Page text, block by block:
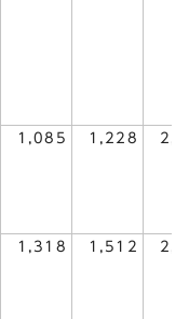
1,085 1,228
1,318 1,512